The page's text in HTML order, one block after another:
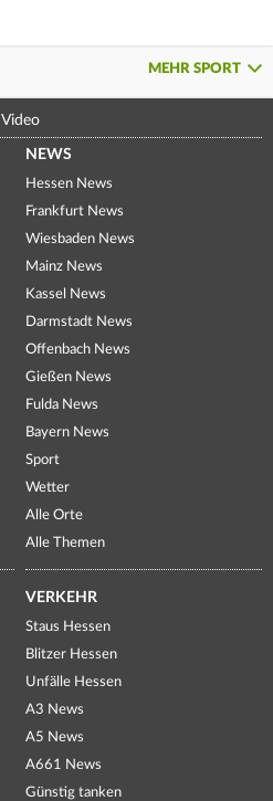
MEHR SPORT
Video
NEWS
Hessen News
Frankfurt News
Wiesbaden News
Mainz News
Kassel News
Darmstadt News
Offenbach News
Gießen News
Fulda News
Bayern News
Sport
Wetter
Alle Orte
Alle Themen
VERKEHR
Staus Hessen
Blitzer Hessen
Unfälle Hessen
A3 News
A5 News
A661 News
Günstig tanken